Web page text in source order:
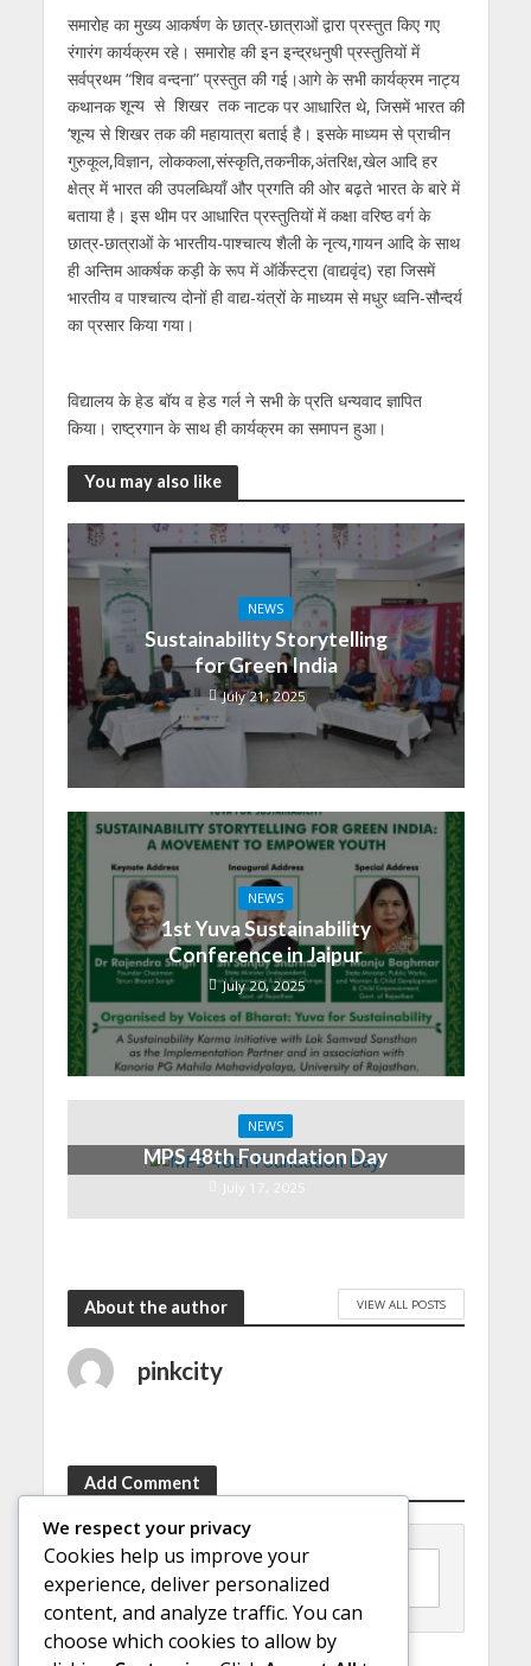
समारोह का मुख्य आकर्षण के छात्र-छात्राओं द्वारा प्रस्तुत किए गए
रंगारंग कार्यक्रम रहे। समारोह की इन इन्द्रधनुषी प्रस्तुतियों में
सर्वप्रथम “शिव वन्दना” प्रस्तुत की गई।आगे के सभी कार्यक्रम नाट्य
कथानकशून्य से शिखर तकनाटक पर आधारित थे, जिसमें भारत की
‘शून्य से शिखर तक की महायात्रा बताई है। इसके माध्यम से प्राचीन
गुरुकूल,विज्ञान, लोककला,संस्कृति,तकनीक,अंतरिक्ष,खेल आदि हर
क्षेत्र में भारत की उपलब्धियाँ और प्रगति की ओर बढ़ते भारत के बारे में
बताया है। इस थीम पर आधारित प्रस्तुतियों में कक्षा वरिष्ठ वर्ग के
छात्र-छात्राओं के भारतीय-पाश्चात्य शैली के नृत्य,गायन आदि के साथ
ही अन्तिम आकर्षक कड़ी के रूप में ऑर्केस्ट्रा (वाद्यवृंद) रहा जिसमें
भारतीय व पाश्चात्य दोनों ही वाद्य-यंत्रों के माध्यम से मधुर ध्वनि-सौन्दर्य
का प्रसार किया गया।
विद्यालय के हेड बॉय व हेड गर्ल ने सभी के प्रति धन्यवाद ज्ञापित
किया। राष्ट्रगान के साथ ही कार्यक्रम का समापन हुआ।
You may also like
NEWS
Sustainability Storytelling
for Green India
July 21, 2025
NEWS
1st Yuva Sustainability
Conference in Jaipur
July 20, 2025
NEWS
MPS 48th Foundation Day
July 17, 2025
About the author VIEW ALL POSTS
pinkcity
Add Comment
Click here to post a comment
We respect your privacy
Cookies help us improve your
experience, deliver personalized
content, and analyze traffic. You can
choose which cookies to allow by